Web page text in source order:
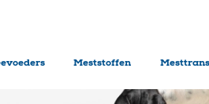
Meststoffen